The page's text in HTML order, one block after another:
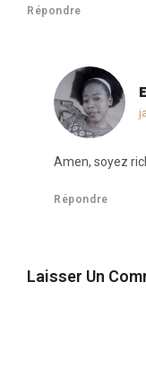
Répondre
Amen, soyez
Répondre
Laisser Un